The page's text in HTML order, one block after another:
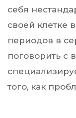
себя
своей клетке
периодов в
поговорить с
того, как